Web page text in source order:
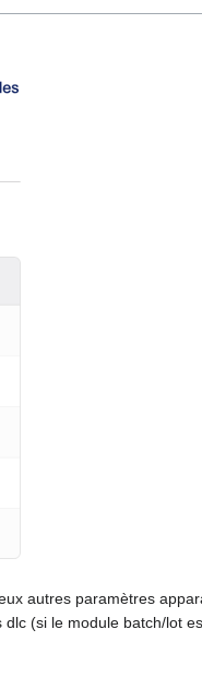
autres paramètres
(si le module batch/lot